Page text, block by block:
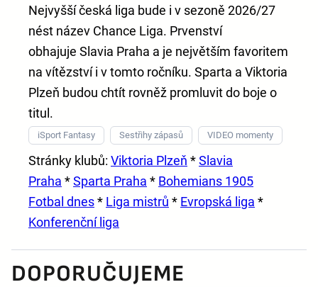
Nejvyšší česká liga bude i v sezoně 2026/27
nést název Chance Liga. Prvenství
obhajuje Slavia Praha a je největším favoritem
na vítězství i v tomto ročníku. Sparta a Viktoria
Plzeň budou chtít rovněž promluvit do boje o
titul.
iSport Fantasy Sestřihy zápasů VIDEO momenty
Stránky klubů: Viktoria Plzeň *Slavia
Praha *Sparta Praha * Bohemians 1905
Fotbal dnes* Liga mistrů * Evropská liga *
Konferenční liga
DOPORUČUJEME